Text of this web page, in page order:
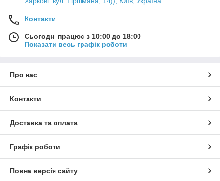
Контакти
Сьогодні працює з 10:00 до 18:00
Показати весь графік роботи
Про нас
Контакти
Доставка та оплата
Графік роботи
Повна версія сайту